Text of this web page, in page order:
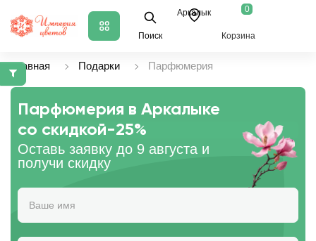
Поиск
Аркалык 0
Корзина
Главная Подарки Парфюмерия
Парфюмерия в Аркалыке
со скидкой-25%
Оставь заявку до 9 августа и
получи скидку